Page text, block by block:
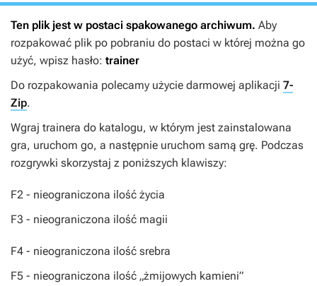
Ten plik jest w postaci spakowanego archiwum. Aby
rozpakować plik po pobraniu do postaci w której można go
użyć, wpisz hasło: trainer
Do rozpakowania polecamy użycie darmowej aplikacji 7-
Zip.
Wgraj trainera do katalogu, w którym jest zainstalowana
gra, uruchom go, a następnie uruchom samą grę. Podczas
rozgrywki skorzystaj z poniższych klawiszy:
F2 - nieograniczona ilość życia
F3 - nieograniczona ilość magii
F4 - nieograniczona ilość srebra
F5 - nieograniczona ilość „żmijowych kamieni”